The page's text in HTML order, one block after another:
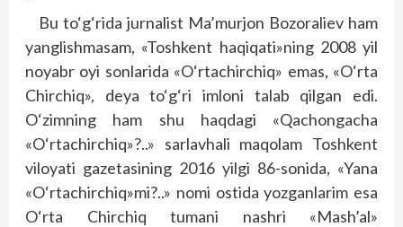
Bu to‘g‘rida jurnalist Ma’murjon Bozoraliev ham
yanglishmasam, «Toshkent haqi­qati»ning 2008 yil
noyabr oyi sonlarida «O‘rtachirchiq» emas, «O‘rta
Chirchiq», deya to‘g‘ri imloni talab qilgan edi.
O‘zimning ham shu haqdagi «Qachongacha
«O‘rtachirchiq»?..» sarlavhali maqolam Toshkent
viloyati gazetasining 2016 yilgi 86-sonida, «Yana
«O‘rtachirchiq»mi?..» nomi ostida yozganlarim esa
O‘rta Chirchiq tumani nashri «Mash’al»